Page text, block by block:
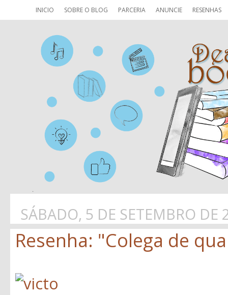
INICIO SOBRE O BLOG PARCERIA ANUNCIE RESENHAS
SÁBADO, 5 DE SETEMBRO DE
Resenha: "Colega de